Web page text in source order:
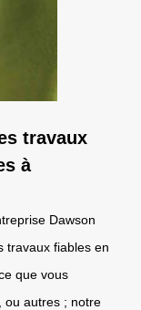
travaux
à
Dawson
travaux fiables en
que vous
ou autres ; notre